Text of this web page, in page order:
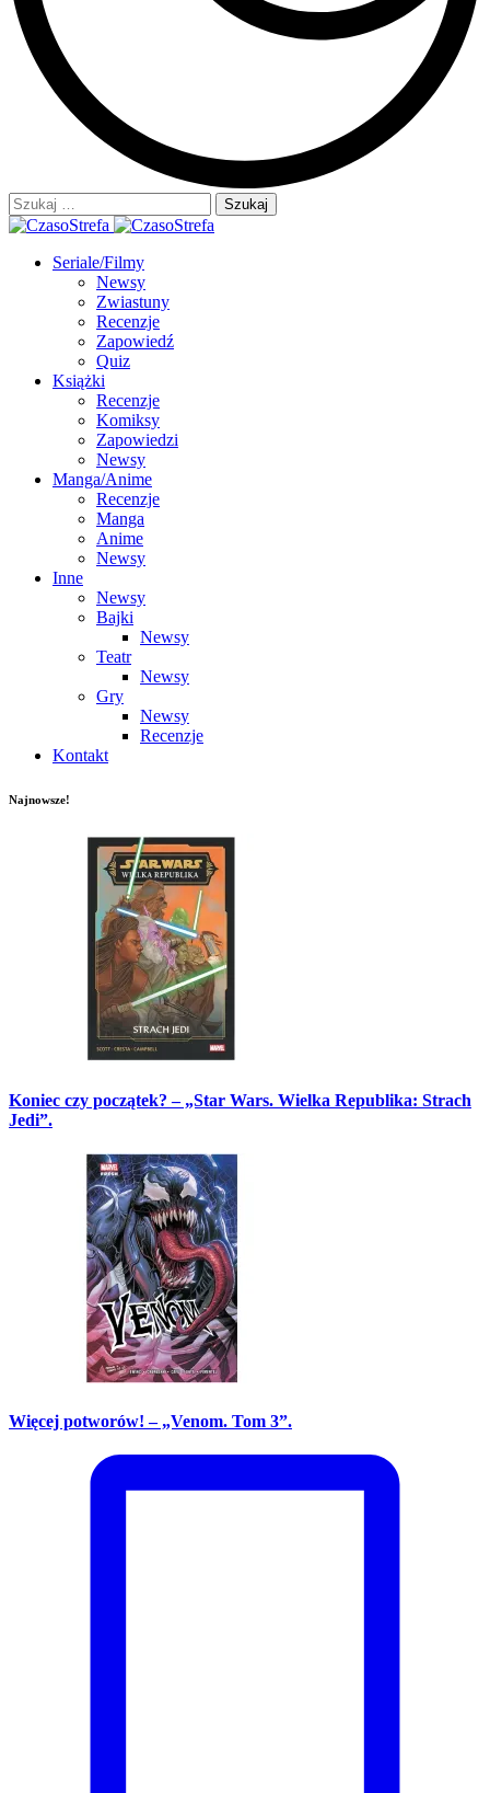
Szukaj:
Seriale/Filmy
Newsy
Zwiastuny
Recenzje
Zapowiedź
Quiz
Książki
Recenzje
Komiksy
Zapowiedzi
Newsy
Manga/Anime
Recenzje
Manga
Anime
Newsy
Inne
Newsy
Bajki
Newsy
Teatr
Newsy
Gry
Newsy
Recenzje
Kontakt
Najnowsze!
Koniec czy początek? – „Star Wars. Wielka Republika: Strach
Jedi”.
Więcej potworów! – „Venom. Tom 3”.